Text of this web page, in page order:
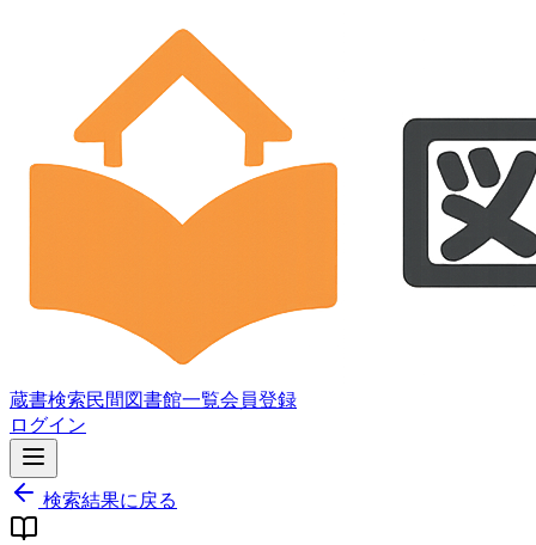
蔵書検索民間図書館一覧会員登録
ログイン
検索結果に戻る